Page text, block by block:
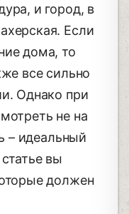
и город, в
Если
дома, то
все сильно
Однако при
не на
– идеальный
вы
должен